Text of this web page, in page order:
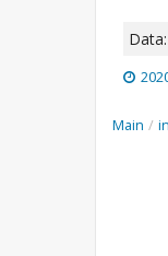
Data:
Main /